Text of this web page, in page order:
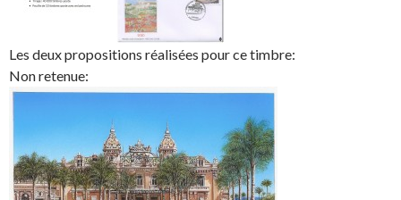
Les deux propositions réalisées pour ce timbre:
Non retenue: